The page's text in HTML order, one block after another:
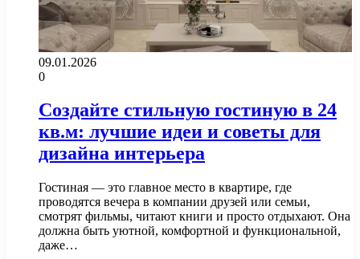
09.01.2026
0
Создайте стильную гостиную в 24
кв.м: лучшие идеи и советы для
дизайна интерьера
Гостиная — это главное место в квартире, где
проводятся вечера в компании друзей или семьи,
смотрят фильмы, читают книги и просто отдыхают. Она
должна быть уютной, комфортной и функциональной,
даже…